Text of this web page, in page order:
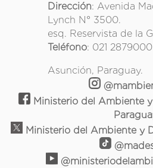
Dirección: Avenida
Lynch N° 3500.
esq. Reservista de la
Teléfono: 021 2879000
Asunción, Paraguay.
Ministerio del Ambiente
Ministerio del Ambiente y